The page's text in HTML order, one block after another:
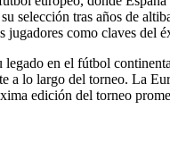
selección tras años de
como claves del
en el fútbol
a lo largo del torneo. La
edición del torneo